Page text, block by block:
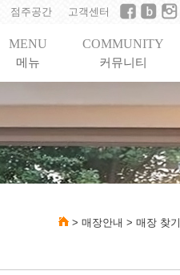
점주공간 고객센터
MENU
메뉴
COMMUNITY
커뮤니티
> 매장안내 > 매장 찾기